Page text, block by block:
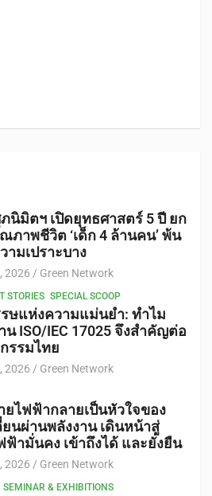
นิมิตฯ เปิดยุทธศาสตร์ 5 ปี ยก
ภาพชีวิต ‘เด็ก 4 ล้านคน’ พ้น
ามเปราะบาง
2026 Green Network
STORIES SPECIAL SCOOP
ษแห่งความแม่นยำ: ทำไม
น ISO/IEC 17025 จึงสำคัญต่อ
รรมไทย
2026 Green Network
ยไฟฟ้ากลายเป็นหัวใจของ
ยนผ่านพลังงาน เดินหน้าสู่
ฟ้ามั่นคง เข้าถึงได้ และยั่งยืน
2026 Green Network
SEMINAR & EXHIBITIONS